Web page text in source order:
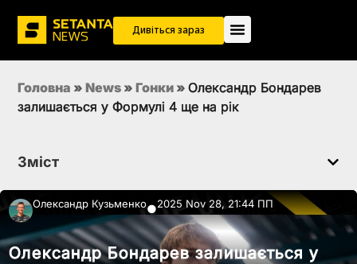
Дивіться зараз
Головна » News » Гонки » Олександр Бондарев
залишається у Формулі 4 ще на рік
Зміст
Олександр Кузьменко●2025 Nov 28, 21:44 ПП
Олександр Бондарев залишається у